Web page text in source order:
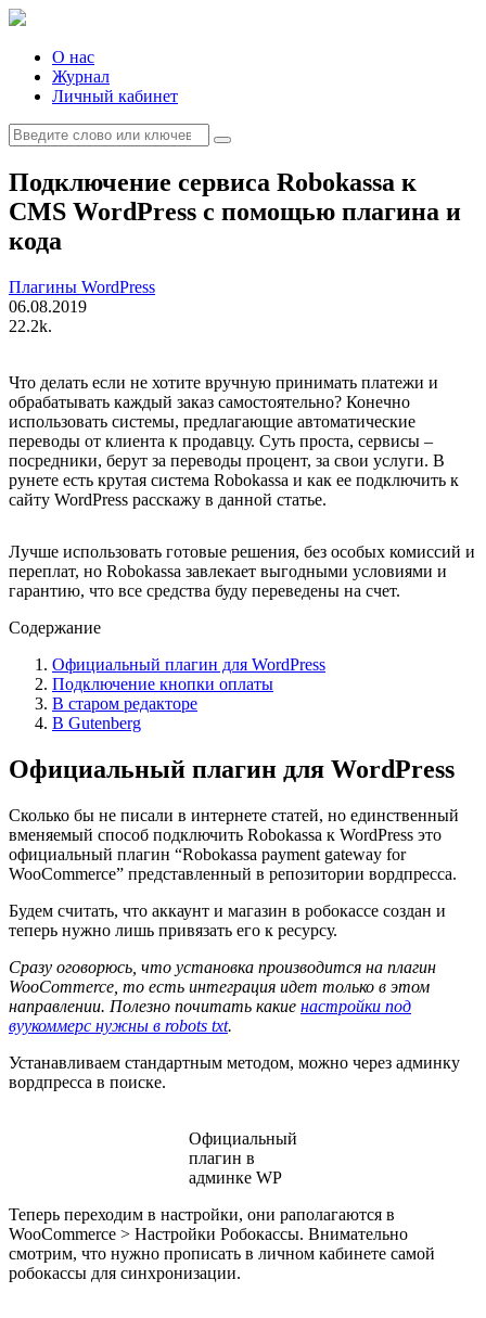
Skip
contentО нас
Журнал
Личный кабинет
Search
for:
Подключение сервиса Robokassa к
CMS WordPress с помощью плагина и
кода
Плагины WordPress
06.08.2019
22.2k.
Что делать если не хотите вручную принимать платежи и
обрабатывать каждый заказ самостоятельно? Конечно
использовать системы, предлагающие автоматические
переводы от клиента к продавцу. Суть проста, сервисы –
посредники, берут за переводы процент, за свои услуги. В
рунете есть крутая система Robokassa и как ее подключить к
сайту WordPress расскажу в данной статье.
Лучше использовать готовые решения, без особых комиссий и
переплат, но Robokassa завлекает выгодными условиями и
гарантию, что все средства буду переведены на счет.
Содержание
Официальный плагин для WordPress
Подключение кнопки оплаты
В старом редакторе
В Gutenberg
Официальный плагин для WordPress
Сколько бы не писали в интернете статей, но единственный
вменяемый способ подключить Robokassa к WordPress это
официальный плагин “Robokassa payment gateway for
WooСommerce” представленный в репозитории вордпресса.
Будем считать, что аккаунт и магазин в робокассе создан и
теперь нужно лишь привязать его к ресурсу.
Сразу оговорюсь, что установка производится на плагин
WooCommerce, то есть интеграция идет только в этом
направлении. Полезно почитать какие настройки под
вуукоммерс нужны в robots txt.
Устанавливаем стандартным методом, можно через админку
вордпресса в поиске.
Официальный
плагин в
админке WP
Теперь переходим в настройки, они раполагаются в
WooCommerce > Настройки Робокассы. Внимательно
смотрим, что нужно прописать в личном кабинете самой
робокассы для синхронизации.